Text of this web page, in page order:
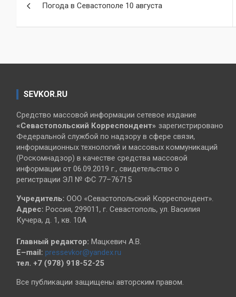
Погода в Севастополе 10 августа
SEVKOR.RU
Средство массовой информации сетевое издание
«Севастопольский Корреспондент» зарегистрировано
Федеральной службой по надзору в сфере связи,
информационных технологий и массовых коммуникаций
(Роскомнадзор) в качестве средства массовой
информации от 06.09.2019 г., свидетельство о
регистрации ЭЛ № ФС 77–76715
Учредитель: ООО «Севастопольский Корреспондент».
Адрес: Россия, 299011, г. Севастополь, ул. Василия
Кучера, д. 1, кв. 10А
Главный редактор: Мацкевич А.В.
E–mail: pressevkor@yandex.ru
тел. +7 (978) 918-52-25
Все публикации защищены авторским правом.